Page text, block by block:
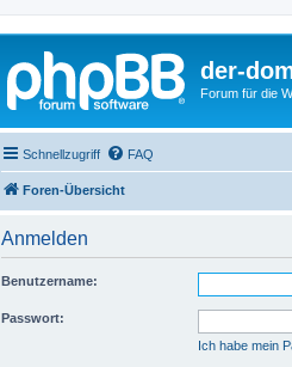
der-
Forum für die
Schnellzugriff FAQ
Foren-Übersicht
Anmelden
Benutzername:
Passwort:
Ich habe mein